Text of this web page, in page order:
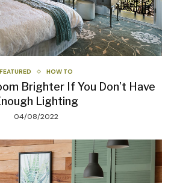
FEATURED HOW TO
Brighter If You Don’t Have
Lighting
04/08/2022